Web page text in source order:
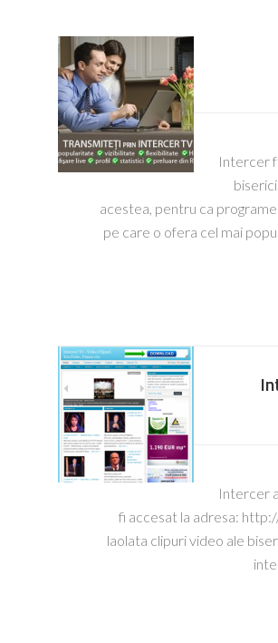
Intercer
acestea, pentru ca
pe care o ofera cel mai
Intercer
fi accesat la adresa:
laolata clipuri video ale